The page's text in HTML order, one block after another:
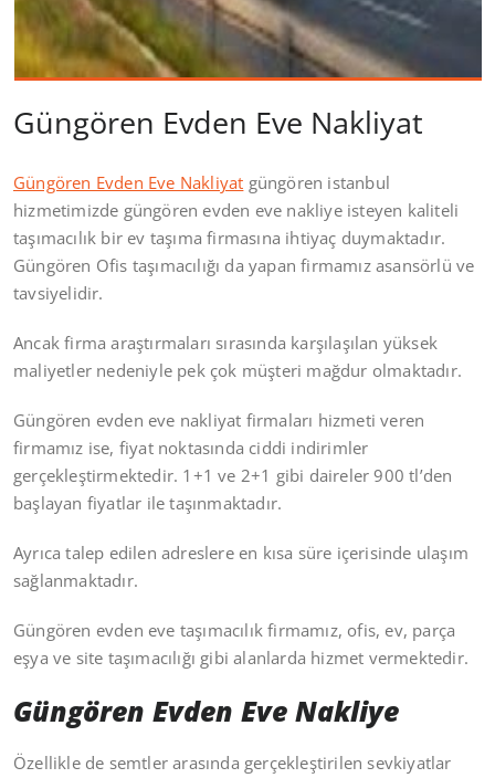
Güngören Evden Eve Nakliyat
Güngören Evden Eve Nakliyat güngören istanbul
hizmetimizde güngören evden eve nakliye isteyen kaliteli
taşımacılık bir ev taşıma firmasına ihtiyaç duymaktadır.
Güngören Ofis taşımacılığı da yapan firmamız asansörlü ve
tavsiyelidir.
Ancak firma araştırmaları sırasında karşılaşılan yüksek
maliyetler nedeniyle pek çok müşteri mağdur olmaktadır.
Güngören evden eve nakliyat firmaları hizmeti veren
firmamız ise, fiyat noktasında ciddi indirimler
gerçekleştirmektedir. 1+1 ve 2+1 gibi daireler 900 tl’den
başlayan fiyatlar ile taşınmaktadır.
Ayrıca talep edilen adreslere en kısa süre içerisinde ulaşım
sağlanmaktadır.
Güngören evden eve taşımacılık firmamız, ofis, ev, parça
eşya ve site taşımacılığı gibi alanlarda hizmet vermektedir.
Güngören Evden Eve Nakliye
Özellikle de semtler arasında gerçekleştirilen sevkiyatlar